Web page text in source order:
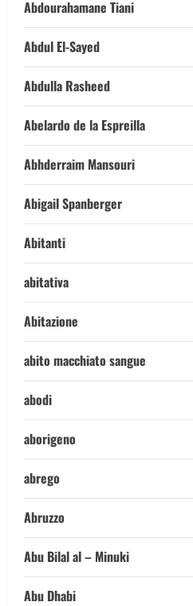
Abdourahamane Tiani
Abdul El-Sayed
Abdulla Rasheed
Abelardo de la Espreilla
Abhderraim Mansouri
Abigail Spanberger
Abitanti
abitativa
Abitazione
abito macchiato sangue
abodi
aborigeno
abrego
Abruzzo
Abu Bilal al – Minuki
Abu Dhabi